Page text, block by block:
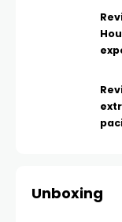
Unboxing